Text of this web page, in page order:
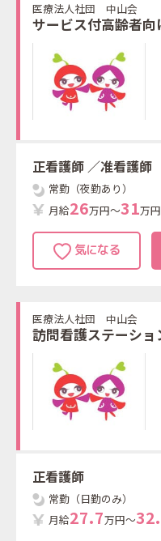
医療法人社団 中山会
サービス付高齢者
正看護師 ／准看護師
常勤（夜勤あり）
月給26万円～31万
医療法人社団 中山会
訪問看護ステーシ
正看護師
常勤（日勤のみ）
月給27.7万円～32.